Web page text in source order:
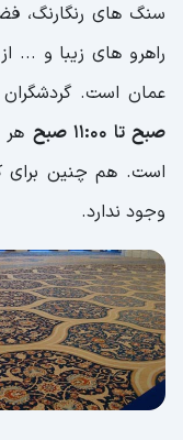
سنگ های رنگارنگ،
راهرو های زیبا و
عمان است. گردشگران
صبح تا 11:00 صبح
هر
است. هم چنین برای
وجود ندارد.